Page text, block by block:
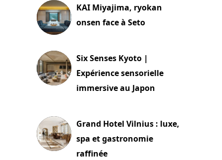
KAI Miyajima, ryokan
onsen face à Seto
Six Senses Kyoto |
Expérience sensorielle
immersive au Japon
Grand Hotel Vilnius : luxe,
spa et gastronomie
raffinée